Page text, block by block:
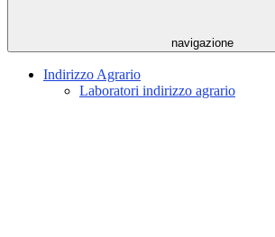
navigazione
Indirizzo Agrario
Laboratori indirizzo agrario